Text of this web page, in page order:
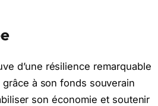
d’une résilience remarquable
grâce à son fonds souverain
son économie et soutenir